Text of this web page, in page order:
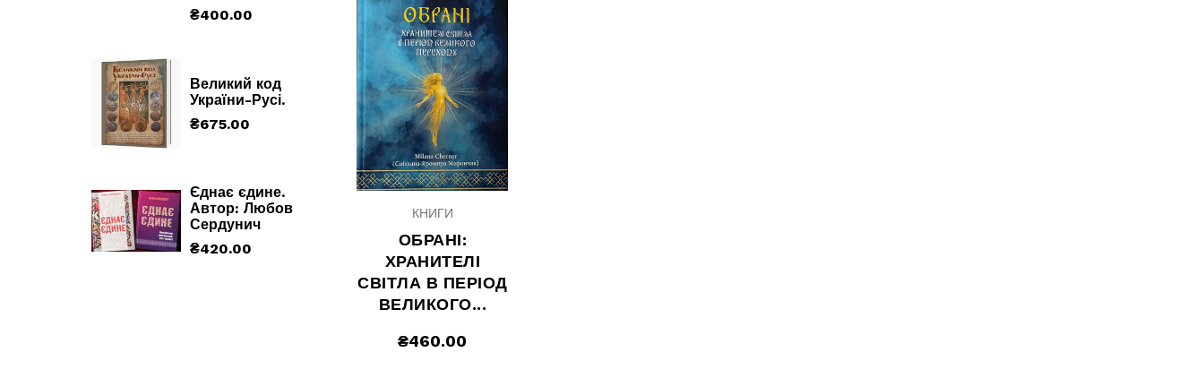
₴400.00
Великий код
України-Русі.
₴675.00
Єднає єдине.
Автор: Любов
Сердунич
₴420.00
КНИГИ
ОБРАНІ:
ХРАНИТЕЛІ
СВІТЛА В ПЕРІОД
ВЕЛИКОГО...
₴460.00